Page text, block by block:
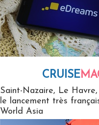
CRUISE
Saint-Nazaire, Le
le lancement très
World Asia